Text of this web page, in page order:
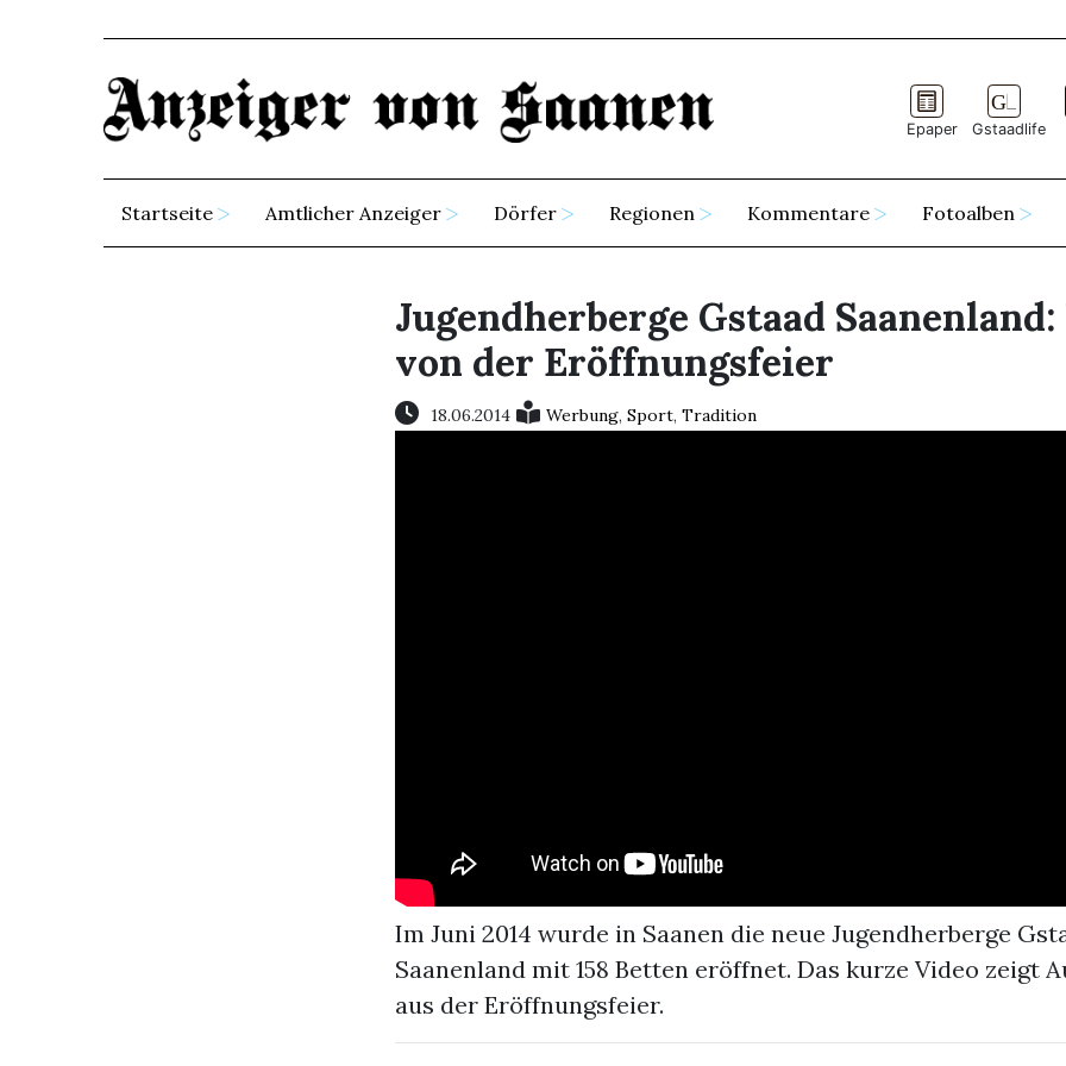
Epaper Gstaadlife
Startseite Amtlicher Anzeiger Dörfer Regionen Kommentare Fotoalben
Jugendherberge Gstaad
von der Eröffnungsfeier
18.06.2014 Werbung, Sport, Tradition
Im Juni 2014 wurde in Saanen die neue Jugendherberge
Saanenland mit 158 Betten eröffnet. Das kurze Video zeigt
aus der Eröffnungsfeier.